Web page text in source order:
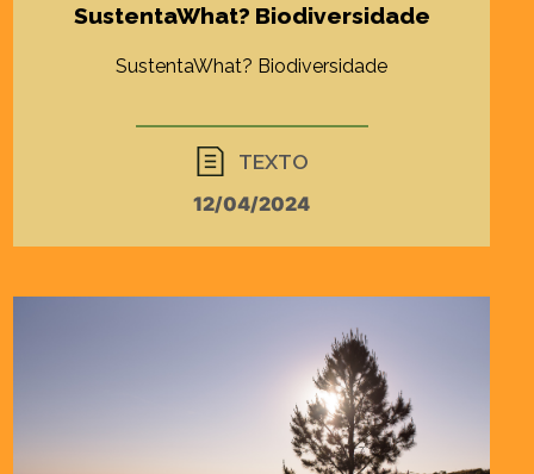
SustentaWhat? Biodiversidade
SustentaWhat? Biodiversidade
TEXTO
12/04/2024